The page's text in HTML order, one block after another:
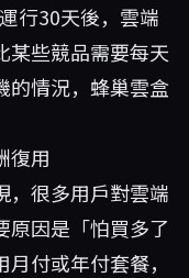
行30天後，雲端
某些競品需要每天
的情況，蜂巢雲盒
復用
，很多用戶對雲端
原因是「怕買多了
付或年付套餐，